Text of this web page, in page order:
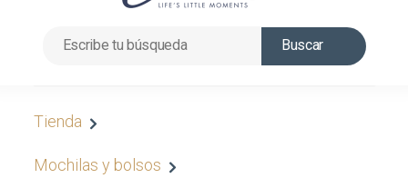
Buscar
Tienda
Mochilas y bolsos